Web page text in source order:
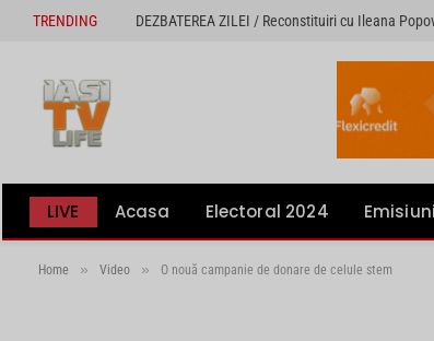
TRENDING DEZBATEREA ZILEI / Reconstituiri cu Ileana
LIVE Acasa Electoral 2024 Emisiuni
Home » Video » O nouă campanie de donare de celule stem